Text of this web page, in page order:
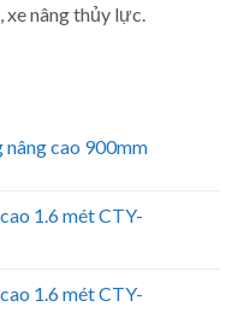
xe nâng thủy lực.
nâng cao 900mm
1.6 mét CTY-
1.6 mét CTY-